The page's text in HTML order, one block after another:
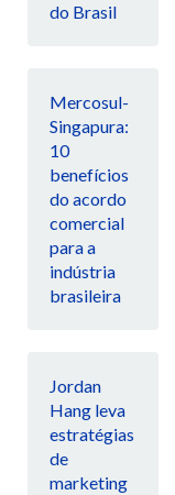
do Brasil
Mercosul-
Singapura:
10
benefícios
do acordo
comercial
para a
indústria
brasileira
Jordan
Hang leva
estratégias
de
marketing